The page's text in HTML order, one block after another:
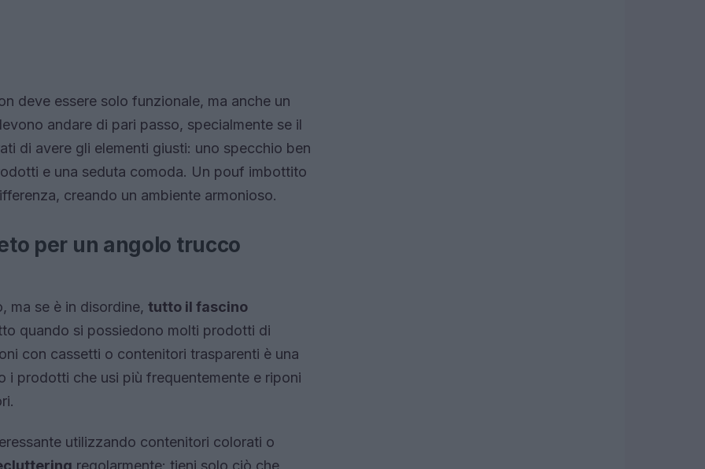
deve essere solo funzionale, ma anche un
andare di pari passo, specialmente se il
di avere gli elementi giusti: uno specchio ben
e una seduta comoda. Un pouf imbottito
creando un ambiente armonioso.
per un angolo trucco
ma se è in disordine, tutto il fascino
quando si possiedono molti prodotti di
con cassetti o contenitori trasparenti è una
i prodotti che usi più frequentemente e riponi
utilizzando contenitori colorati o